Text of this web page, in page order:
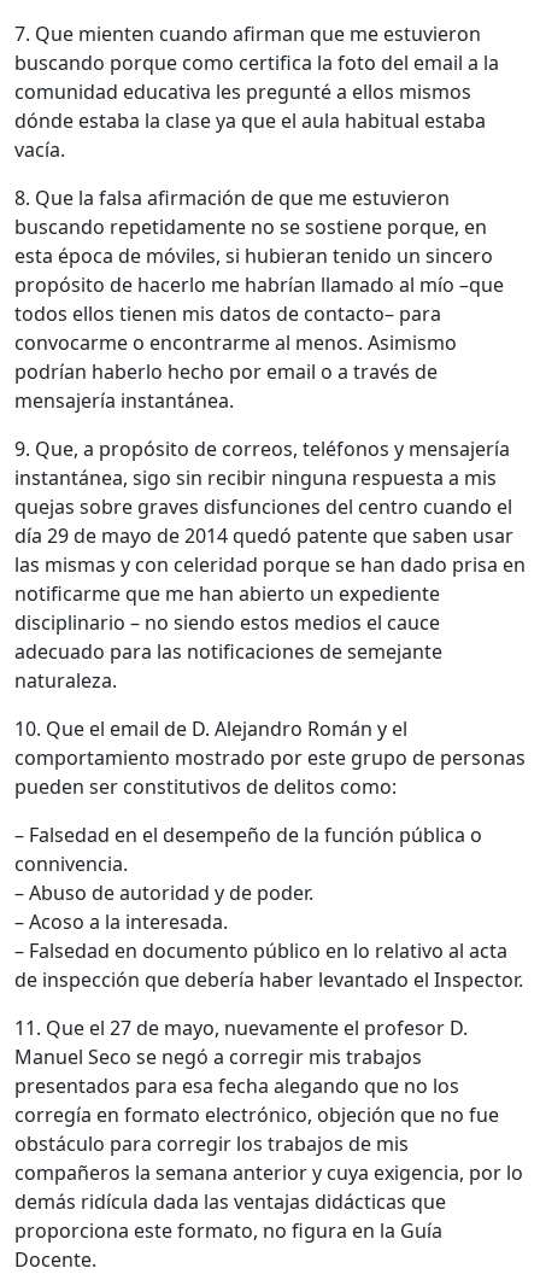
7. Que mienten cuando afirman que me estuvieron
buscando porque como certifica la foto del email a la
comunidad educativa les pregunté a ellos mismos
dónde estaba la clase ya que el aula habitual estaba
vacía.
8. Que la falsa afirmación de que me estuvieron
buscando repetidamente no se sostiene porque, en
esta época de móviles, si hubieran tenido un sincero
propósito de hacerlo me habrían llamado al mío –que
todos ellos tienen mis datos de contacto– para
convocarme o encontrarme al menos. Asimismo
podrían haberlo hecho por email o a través de
mensajería instantánea.
9. Que, a propósito de correos, teléfonos y mensajería
instantánea, sigo sin recibir ninguna respuesta a mis
quejas sobre graves disfunciones del centro cuando el
día 29 de mayo de 2014 quedó patente que saben usar
las mismas y con celeridad porque se han dado prisa en
notificarme que me han abierto un expediente
disciplinario – no siendo estos medios el cauce
adecuado para las notificaciones de semejante
naturaleza.
10. Que el email de D. Alejandro Román y el
comportamiento mostrado por este grupo de personas
pueden ser constitutivos de delitos como:
– Falsedad en el desempeño de la función pública o
connivencia.
– Abuso de autoridad y de poder.
– Acoso a la interesada.
– Falsedad en documento público en lo relativo al acta
de inspección que debería haber levantado el Inspector.
11. Que el 27 de mayo, nuevamente el profesor D.
Manuel Seco se negó a corregir mis trabajos
presentados para esa fecha alegando que no los
corregía en formato electrónico, objeción que no fue
obstáculo para corregir los trabajos de mis
compañeros la semana anterior y cuya exigencia, por lo
demás ridícula dada las ventajas didácticas que
proporciona este formato, no figura en la Guía
Docente.